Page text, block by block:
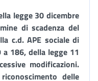
legge 30 dicembre
di scadenza del
c.d. APE sociale di
186, della legge 11
modificazioni.
delle